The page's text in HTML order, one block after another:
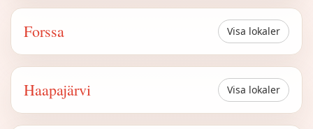
Forssa Visa lokaler
Haapajärvi Visa lokaler